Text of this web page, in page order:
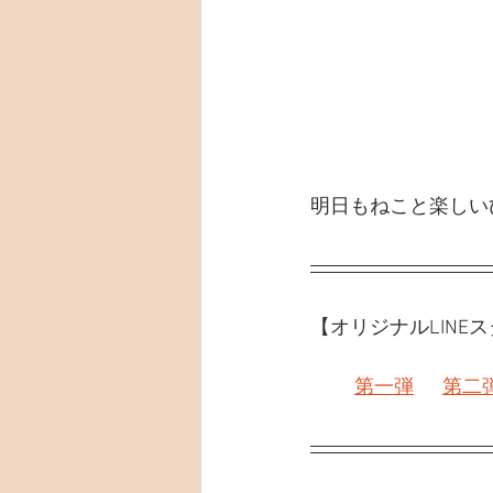
明日もねこと楽し
【オリジナルLINEス
第一弾 第二